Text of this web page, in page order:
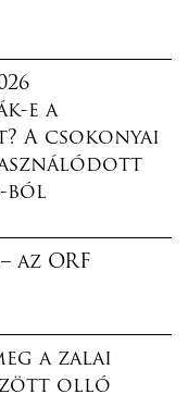
e a
A csokonyai
ból
az ORF
a zalai
olló